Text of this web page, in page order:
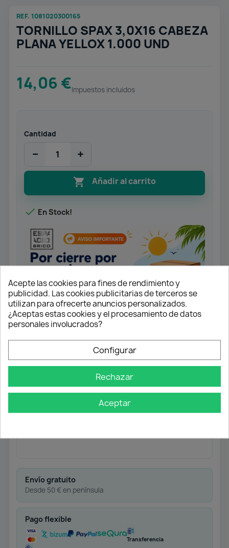
REF. 1081020300165
TORNILLO SPAX 3,0X16 CABEZA
PLANA YELLOX 1.000 UND
14,06 €Impuestos incluidos
Cantidad
− +
 Añadir al carrito
 En Stock!
Medida: 3,0x16
Tornillo universal rosca completa.
Cabeza plana.
Ranura en cruz Z1. Punta S.
Acabado Yellox.
Envío gratuito
Desde 50 € en península
Pago flexible
Transferencia
Acepte las cookies para fines de rendimiento y
publicidad. Las cookies publicitarias de terceros se
utilizan para ofrecerte anuncios personalizados.
¿Aceptas estas cookies y el procesamiento de datos
personales involucrados?
Configurar
Rechazar
Aceptar